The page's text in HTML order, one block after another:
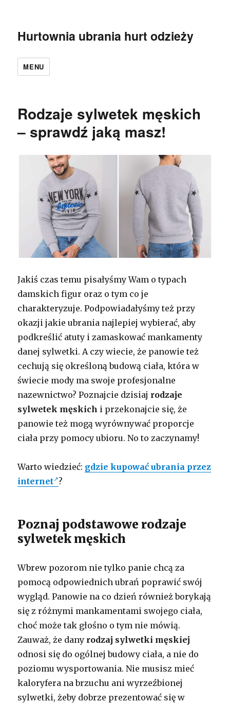
Hurtownia ubrania hurt odzieży
MENU
Rodzaje sylwetek męskich
– sprawdź jaką masz!
Jakiś czas temu pisałyśmy Wam o typach
damskich figur oraz o tym co je
charakteryzuje. Podpowiadałyśmy też przy
okazji jakie ubrania najlepiej wybierać, aby
podkreślić atuty i zamaskować mankamenty
danej sylwetki. A czy wiecie, że panowie też
cechują się określoną budową ciała, która w
świecie mody ma swoje profesjonalne
nazewnictwo? Poznajcie dzisiaj rodzaje
sylwetek męskich i przekonajcie się, że
panowie też mogą wyrównywać proporcje
ciała przy pomocy ubioru. No to zaczynamy!
Warto wiedzieć: gdzie kupować ubrania przez
internet ?
Poznaj podstawowe rodzaje
sylwetek męskich
Wbrew pozorom nie tylko panie chcą za
pomocą odpowiednich ubrań poprawić swój
wygląd. Panowie na co dzień również borykają
się z różnymi mankamentami swojego ciała,
choć może tak głośno o tym nie mówią.
Zauważ, że dany rodzaj sylwetki męskiej
odnosi się do ogólnej budowy ciała, a nie do
poziomu wysportowania. Nie musisz mieć
kaloryfera na brzuchu ani wyrzeźbionej
sylwetki, żeby dobrze prezentować się w